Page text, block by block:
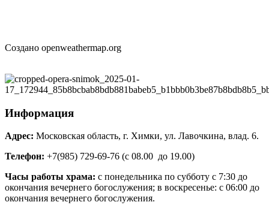
Создано openweathermap.org
Информация
Адрес: Московская область, г. Химки, ул. Лавочкина, влад. 6.
Телефон: +7(985) 729-69-76 (с 08.00 до 19.00)
Часы работы храма: с понедельника по субботу с 7:30 до
окончания вечернего богослужения; в воскресенье: с 06:00 до
окончания вечернего богослужения.